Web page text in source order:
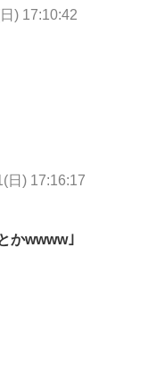
) 17:10:42
日) 17:16:17
かwwww｣